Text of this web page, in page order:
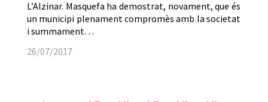
L’Alzinar. Masquefa ha demostrat, novament, que és
un municipi plenament compromès amb la societat
i summament…
26/07/2017